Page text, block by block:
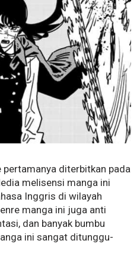
pertamanya diterbitkan pada
melisensi manga ini
Inggris di wilayah
manga ini juga anti
dan banyak bumbu
ini sangat ditunggu-